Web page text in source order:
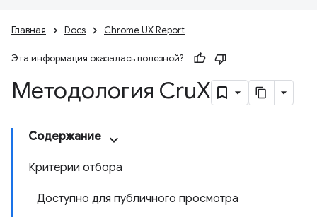
Главная Docs Chrome UX Report
Эта информация оказалась полезной?
Методология CruX
Содержание
Критерии отбора
Доступно для публичного просмотра